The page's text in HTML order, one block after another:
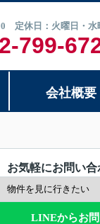
定休日：火曜日・水
799-
会社概要
お気軽にお問い
LINEからお